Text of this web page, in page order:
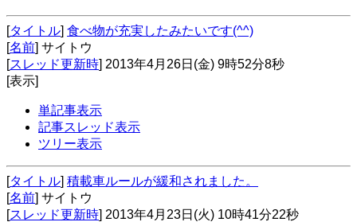
[タイトル] 食べ物が充実したみたいです(^^)
[名前] サイトウ
[スレッド更新時] 2013年4月26日(金) 9時52分8秒
[表示]
単記事表示
記事スレッド表示
ツリー表示
[タイトル] 積載車ルールが緩和されました。
[名前] サイトウ
[スレッド更新時] 2013年4月23日(火) 10時41分22秒